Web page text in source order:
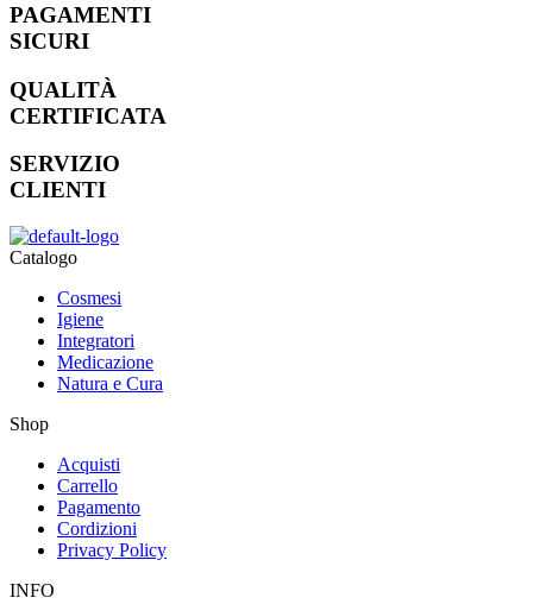
PAGAMENTI
SICURI
QUALITÀ
CERTIFICATA
SERVIZIO
CLIENTI
Catalogo
Cosmesi
Igiene
Integratori
Medicazione
Natura e Cura
Shop
Acquisti
Carrello
Pagamento
Cordizioni
Privacy Policy
INFO